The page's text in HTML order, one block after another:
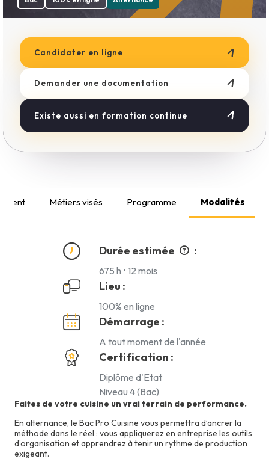
Boulangerie
Esthétique
Coiffure
Métiers du Bâtiment
Candidater en ligne
Demander une documentation
Existe aussi en formation continue
Métiers visés Programme Modalités
Faites de votre cuisine un vrai terrain de performance.
En alternance, le Bac Pro Cuisine vous permettra d’ancrer la
méthode dans le réel : vous appliquerez en entreprise les outils
d’organisation et apprendrez à tenir un rythme de production
exigeant.
Durée estimée :
675 h • 12 mois
Lieu :
100% en ligne
Démarrage :
A tout moment de l'année
Certification :
Diplôme d'Etat
Niveau 4 (Bac)